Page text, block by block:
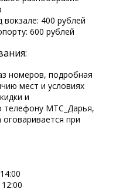
400 рублей
600 рублей
номеров, подробная
мест и условиях
и
телефону МТС_Дарья,
при